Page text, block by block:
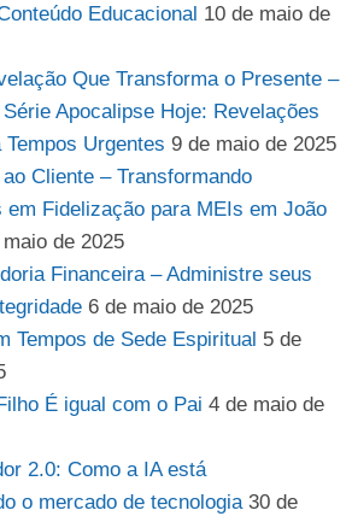
Educacional 10 de maio de
Que Transforma o Presente –
Apocalipse Hoje: Revelações
Urgentes 9 de maio de 2025
Cliente – Transformando
em Fidelização para MEIs em João
de 2025
Financeira – Administre seus
6 de maio de 2025
Tempos de Sede Espiritual 5 de
É igual com o Pai 4 de maio de
2.0: Como a IA está
o mercado de tecnologia 30 de